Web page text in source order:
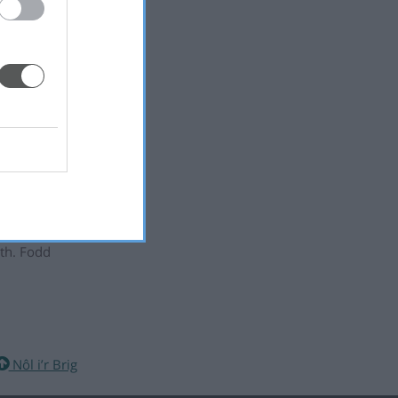
gwaith
ymhell
Cyfalaf
Fodd
Nôl i’r Brig